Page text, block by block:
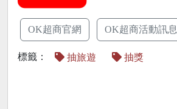
OK超商官網 OK超商活動訊息
標籤： 抽旅遊 抽獎